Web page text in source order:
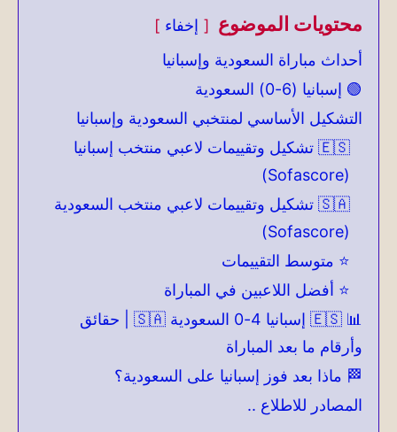
محتويات الموضوع
إخفاء
أحداث مباراة السعودية وإسبانيا
🟢 إسبانيا (6-0) السعودية
التشكيل الأساسي لمنتخبي السعودية وإسبانيا
🇪🇸 تشكيل وتقييمات لاعبي منتخب إسبانيا
(Sofascore)
🇸🇦 تشكيل وتقييمات لاعبي منتخب السعودية
(Sofascore)
⭐ متوسط التقييمات
⭐ أفضل اللاعبين في المباراة
📊 🇪🇸 إسبانيا 4-0 السعودية 🇸🇦 | حقائق
وأرقام ما بعد المباراة
🏁 ماذا بعد فوز إسبانيا على السعودية؟
المصادر للاطلاع ..